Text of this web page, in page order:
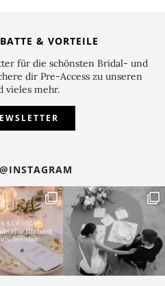
& VORTEILE
für die schönsten Bridal- und
dir Pre-Access zu unseren
vieles mehr.